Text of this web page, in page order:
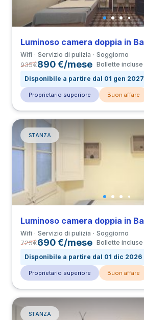
Wifi Servizio di pulizia Soggiorno
935€890 €/mese Bollette incluse
Disponibile a partire dal 01 gen 2027
Proprietario superiore Buon affare
STANZA
Wifi Servizio di pulizia Soggiorno
725€690 €/mese Bollette incluse
Disponibile a partire dal 01 dic 2026
Proprietario superiore Buon affare
STANZA